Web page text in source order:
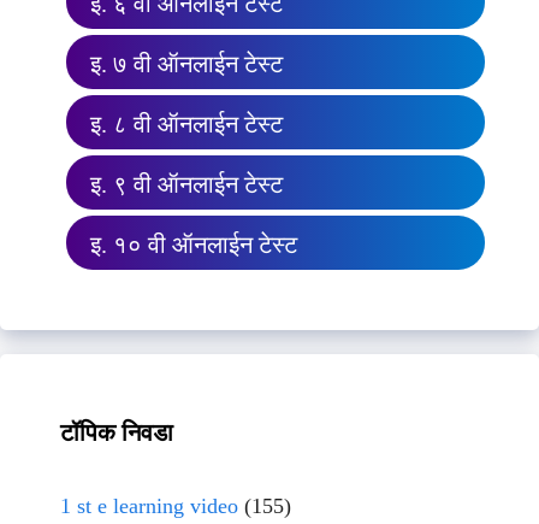
इ. ७ वी ऑनलाईन टेस्ट
इ. ८ वी ऑनलाईन टेस्ट
इ. ९ वी ऑनलाईन टेस्ट
इ. १० वी ऑनलाईन टेस्ट
टॉपिक निवडा
1 st e learning video (155)